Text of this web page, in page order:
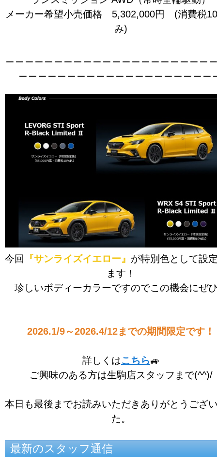
メーカー希望小売価格 5,302,000円 (消費税
み)
今回 『サンライズイエロー』 が特別色として設
ます！
珍しいボディーカラーですのでこの機会にぜ
2026.1/9～2026.4/12までの期間限定です！
詳しくはこちら🚙
ご興味のある方は生駒店スタッフまで(^^)/
本日も最後までお読みいただきありがとうござ
た。
最新のスタッフ通信